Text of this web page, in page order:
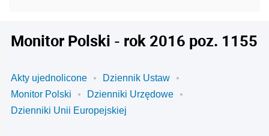
Monitor Polski - rok 2016 poz. 1155
Akty ujednolicone
Dziennik Ustaw
Monitor Polski
Dzienniki Urzędowe
Dzienniki Unii Europejskiej